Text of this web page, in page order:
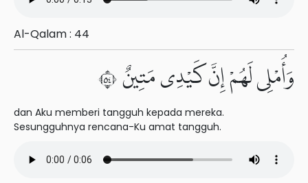
Al-Qalam : 44
وَأُمْلِى لَهُمْ إِنَّ كَيْدِى مَتِينٌ ٤٥
dan Aku memberi tangguh kepada mereka.
Sesungguhnya rencana-Ku amat tangguh.